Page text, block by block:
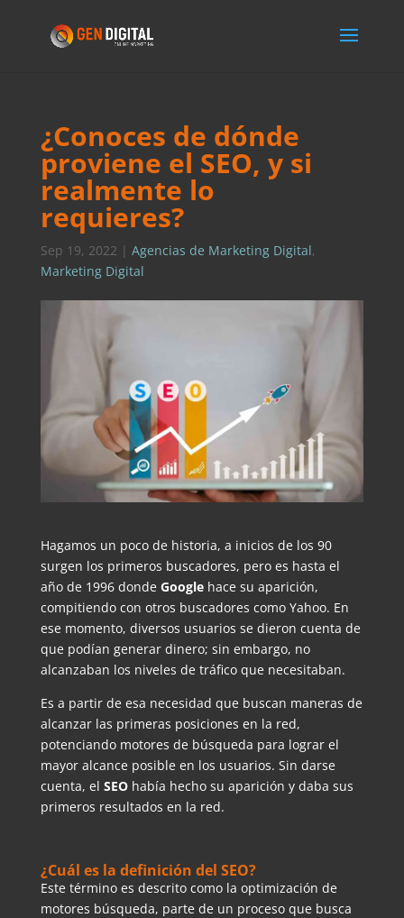
¿Conoces de dónde
proviene el SEO, y si
realmente lo
requieres?
Sep 19, 2022 | Agencias de Marketing Digital,
Marketing Digital
Hagamos un poco de historia, a inicios de los 90
surgen los primeros buscadores, pero es hasta el
año de 1996 donde Google hace su aparición,
compitiendo con otros buscadores como Yahoo. En
ese momento, diversos usuarios se dieron cuenta de
que podían generar dinero; sin embargo, no
alcanzaban los niveles de tráfico que necesitaban.
Es a partir de esa necesidad que buscan maneras de
alcanzar las primeras posiciones en la red,
potenciando motores de búsqueda para lograr el
mayor alcance posible en los usuarios. Sin darse
cuenta, el SEOhabía hecho su aparición y daba sus
primeros resultados en la red.
¿Cuál es la definición del SEO?
Este término es descrito como la optimización de
motores búsqueda, parte de un proceso que busca